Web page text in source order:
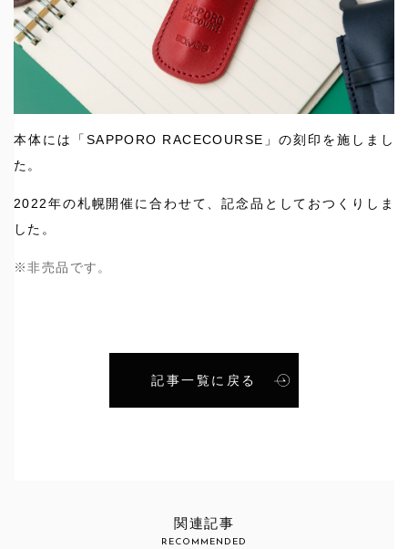
本体には「SAPPORO RACECOURSE」の刻印を施しまし
た。
2022年の札幌開催に合わせて、記念品としておつくりしま
した。
※非売品です。
記事一覧に戻る
関連記事
RECOMMENDED